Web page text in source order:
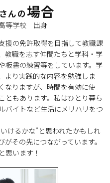
さんの場合
等学校 出身
援の免許取得を目指して教職課
教職を志す仲間たちと学科・学
板書の練習等をしています。学
より実践的な内容を勉強しま
なりますが、時間を有効に使
ともあります。私はひとり暮ら
バイトなど生活にメリハリをつ
けるかな”と思われたかもしれ
その先につながっています。
思います！